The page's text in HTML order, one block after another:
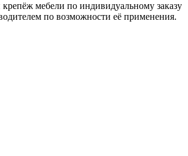
мебели по индивидуальному заказу
по возможности её применения.